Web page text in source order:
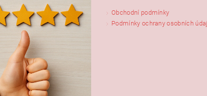
Obchodní podmínky
Podmínky ochrany osobních